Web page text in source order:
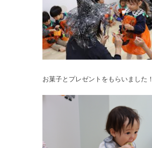
お菓子とプレゼントをもらいました！